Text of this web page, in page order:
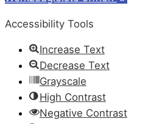
Accessibility Tools
Increase Text
Decrease Text
Grayscale
High Contrast
Negative Contrast